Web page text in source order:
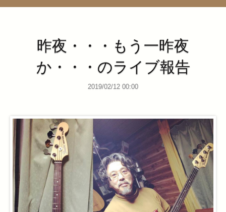
昨夜・・・もう一昨夜
か・・・のライブ報告
2019/02/12 00:00